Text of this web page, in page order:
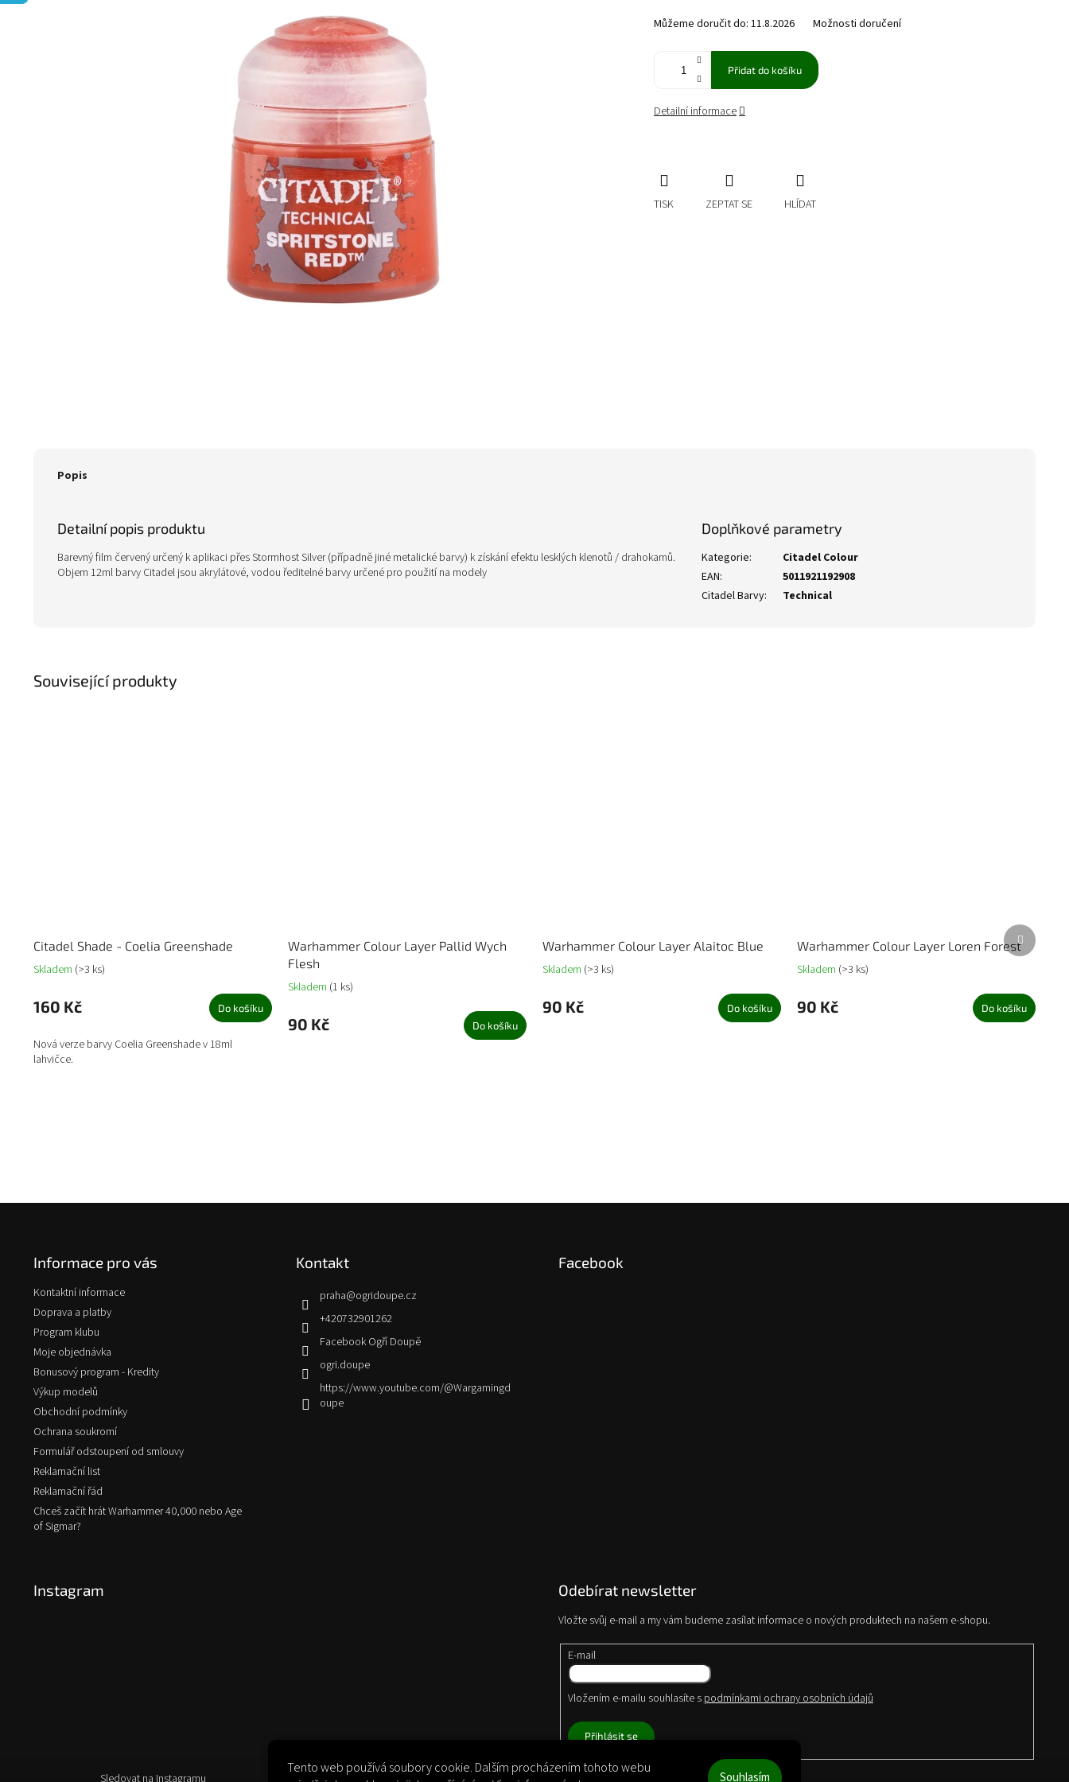
Tento web používá soubory cookie. Dalším procházením tohoto webu
Souhlasím
Můžeme doručit do: 11.8.2026 Možnosti doručení
Přidat do košíku
Detailní informace
TISK ZEPTAT SE HLÍDAT
Související produkty
Citadel Shade - Coelia Greenshade
Skladem (>3 ks)
160 Kč Do košíku
Nová verze barvy Coelia Greenshade v 18ml
lahvičce.
Warhammer Colour Layer Pallid Wych
Flesh
Skladem (1 ks)
90 Kč Do košíku
Warhammer Colour Layer Alaitoc Blue
Skladem (>3 ks)
90 Kč Do košíku
Warhammer Colour Layer Loren Forest
Skladem (>3 ks)
90 Kč Do košíku
Další
produkt
Popis
Detailní popis produktu
Barevný film červený určený k aplikaci přes Stormhost Silver (případně jiné metalické barvy) k získání efektu lesklých klenotů / drahokamů.
Objem 12ml barvy Citadel jsou akrylátové, vodou ředitelné barvy určené pro použití na modely
Doplňkové parametry
Kategorie:
Citadel Colour
EAN:
5011921192908
Citadel Barvy: Technical
Informace pro vás
Kontaktní informace
Doprava a platby
Program klubu
Moje objednávka
Bonusový program - Kredity
Výkup modelů
Obchodní podmínky
Ochrana soukromí
Formulář odstoupení od smlouvy
Reklamační list
Reklamační řád
Chceš začít hrát Warhammer 40,000 nebo Age
of Sigmar?
Kontakt
praha@ogridoupe.cz
+420732901262
Facebook Ogří Doupě
ogri.doupe
https://www.youtube.com/@Wargamingd
oupe
Facebook
Instagram Odebírat newsletter
Vložte svůj e-mail a my vám budeme zasílat informace o nových produktech na našem e-shopu.
E-mail
Vložením e-mailu souhlasíte spodmínkami ochrany osobních údajů
Přihlásit se